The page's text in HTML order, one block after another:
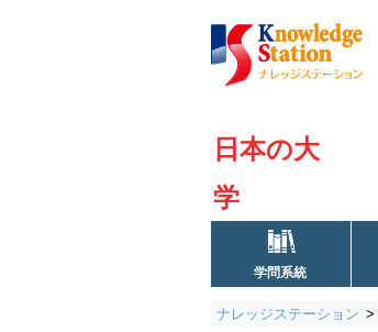
日本の大
学
学問系統
ナレッジステーション